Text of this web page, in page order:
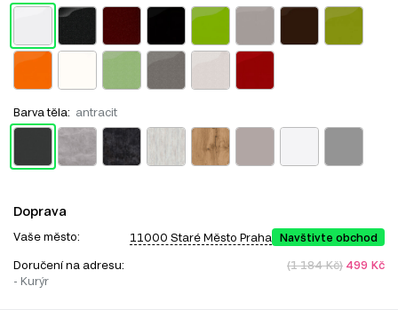
Barva těla: antracit
Doprava
Vaše město: 11000 Staré Město Praha Navštivte obchod
Doručení na adresu:
- Kurýr
(1 184 Kč) 499 Kč